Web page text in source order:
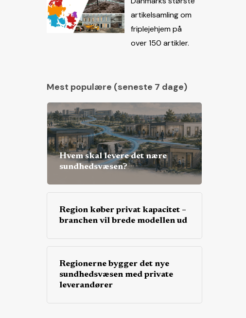
artikelsamling om
friplejehjem på
over 150 artikler.
Mest populære (seneste 7 dage)
Hvem skal levere det nære
sundhedsvæsen?
Region køber privat kapacitet –
branchen vil brede modellen ud
Regionerne bygger det nye
sundhedsvæsen med private
leverandører